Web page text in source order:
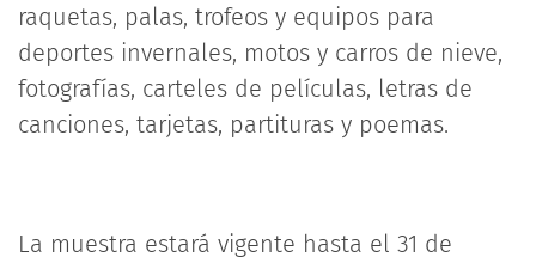
raquetas, palas, trofeos y equipos para
deportes invernales, motos y carros de nieve,
fotografías, carteles de películas, letras de
canciones, tarjetas, partituras y poemas.
La muestra estará vigente hasta el 31 de